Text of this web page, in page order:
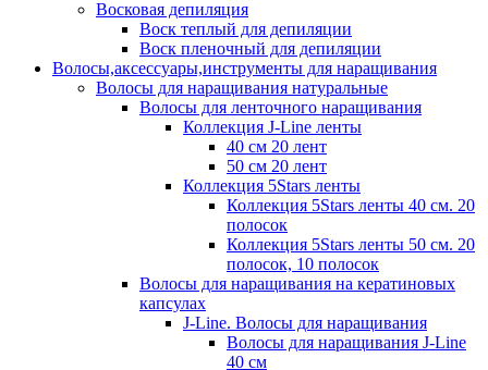
Восковая депиляция
Воск теплый для депиляции
Воск пленочный для депиляции
Волосы,аксессуары,инструменты для наращивания
Волосы для наращивания натуральные
Волосы для ленточного наращивания
Коллекция J-Line ленты
40 см 20 лент
50 см 20 лент
Коллекция 5Stars ленты
Коллекция 5Stars ленты 40 см. 20
полосок
Коллекция 5Stars ленты 50 см. 20
полосок, 10 полосок
Волосы для наращивания на кератиновых
капсулах
J-Line. Волосы для наращивания
Волосы для наращивания J-Line
40 см